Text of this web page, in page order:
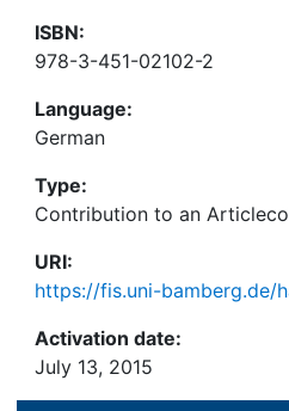
ISBN:
978-3-451-02102-2
Language:
German
Type:
Contribution to an
URI:
https://fis.uni-bamberg.de/
Activation date:
July 13, 2015